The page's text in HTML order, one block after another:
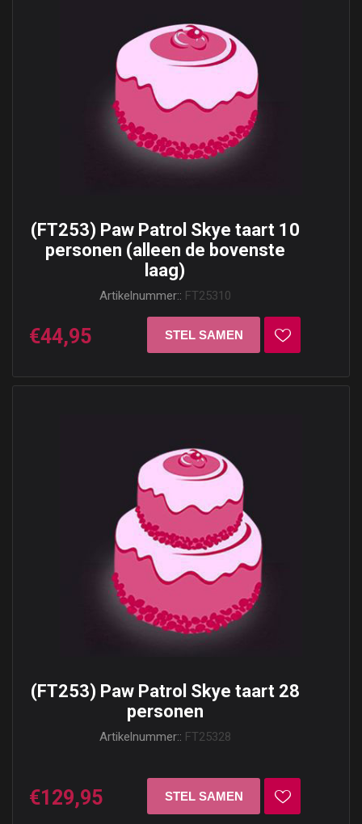
(FT253) Paw Patrol Skye taart 10
personen (alleen de bovenste
laag)
Artikelnummer:: FT25310
€44,95
(FT253) Paw Patrol Skye taart 28
personen
Artikelnummer:: FT25328
€129,95